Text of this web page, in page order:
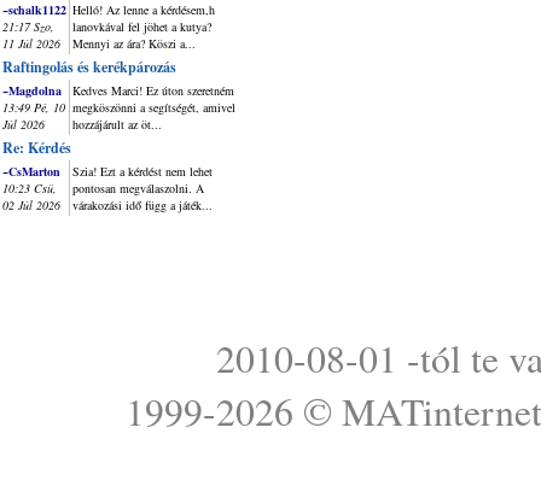
~schalk1122
21:17 Szo,
11 Júl 2026
Helló! Az lenne a kérdésem,h
lanovkával fel jöhet a kutya?
Mennyi az ára? Köszi a...
Raftingolás és kerékpározás
~Magdolna
13:49 Pé, 10
Júl 2026
Kedves Marci! Ez úton szeretném
megköszönni a segítségét, amivel
hozzájárult az öt...
Re: Kérdés
~CsMarton
10:23 Csü,
02 Júl 2026
Szia! Ezt a kérdést nem lehet
pontosan megválaszolni. A
várakozási idő függ a játék...
2010-08-01 -tól te
1999-2026 © MATinternet